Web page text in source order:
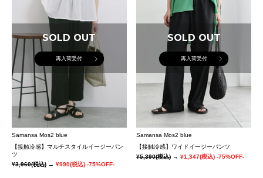
SOLD OUT
再入荷受付
Samansa Mos2 blue
【接触冷感】マルチスタイルイージーパン
ツ
¥3,960(税込) → ¥990(税込) -75%OFF-
SOLD OUT
再入荷受付
Samansa Mos2 blue
【接触冷感】ワイドイージーパンツ
¥5,390(税込)→¥1,347(税込) -75%OFF-